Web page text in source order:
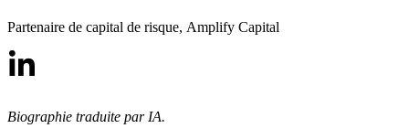
Partenaire de capital de risque, Amplify Capital
Biographie traduite par IA.